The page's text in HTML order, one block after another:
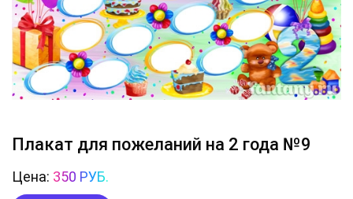
Плакат для пожеланий на 2 года №9
Цена: 350 РУБ.